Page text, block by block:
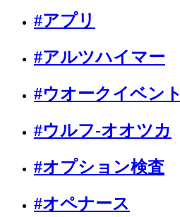
#アプリ
#アルツハイマー
#ウオークイベント
#ウルフ-オオツカ
#オプション検査
#オペナース